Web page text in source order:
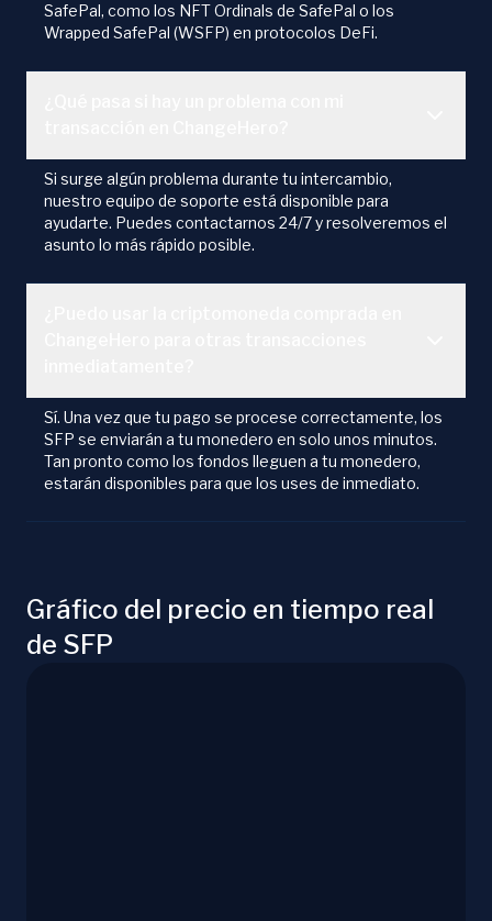
SafePal, como los NFT Ordinals de SafePal o los
Wrapped SafePal (WSFP) en protocolos DeFi.
Si surge algún problema durante tu intercambio,
nuestro equipo de soporte está disponible para
ayudarte. Puedes contactarnos 24/7 y resolveremos el
asunto lo más rápido posible.
Sí. Una vez que tu pago se procese correctamente, los
SFP se enviarán a tu monedero en solo unos minutos.
Tan pronto como los fondos lleguen a tu monedero,
estarán disponibles para que los uses de inmediato.
Gráfico del precio en tiempo real
de SFP